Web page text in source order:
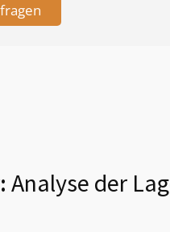
Analyse der